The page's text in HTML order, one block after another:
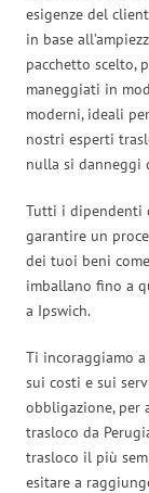
esigenze del
in base
pacchetto scelto,
maneggiati in
moderni, ideali
nostri esperti
nulla si danneggi
Tutti i dipendenti
garantire un
dei tuoi beni
imballano fino a
a Ipswich.
Ti incoraggiamo
sui costi e sui
obbligazione, per
trasloco da
trasloco il più
esitare a